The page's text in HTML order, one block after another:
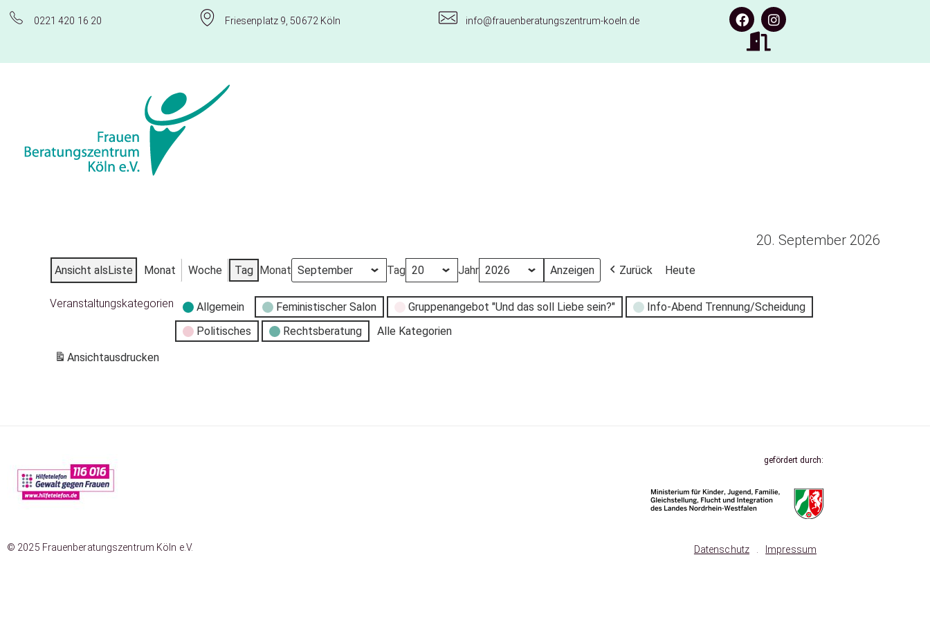
0221 420 16 20 Friesenplatz 9, 50672 Köln info@frauenberatungszentrum-koeln.de
20. September 2026
Ansicht alsListe Monat Woche Tag Monat Tag Jahr Zurück Heute
Veranstaltungskategorien Allgemein Feministischer Salon Gruppenangebot "Und das soll Liebe sein?"
Info-Abend Trennung/Scheidung
Politisches
Rechtsberatung
Alle Kategorien
Ansichtausdrucken
gefördert durch:
© 2025 Frauenberatungszentrum Köln e.V. Datenschutz Impressum